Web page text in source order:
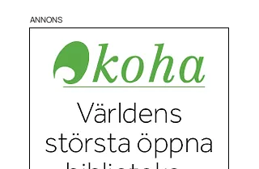
ANNONS